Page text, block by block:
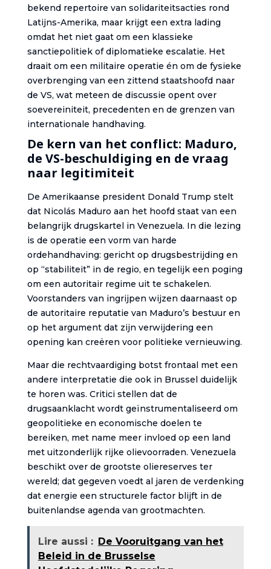
bekend repertoire van solidariteitsacties rond
Latijns-Amerika, maar krijgt een extra lading
omdat het niet gaat om een klassieke
sanctiepolitiek of diplomatieke escalatie. Het
draait om een militaire operatie én om de fysieke
overbrenging van een zittend staatshoofd naar
de VS, wat meteen de discussie opent over
soevereiniteit, precedenten en de grenzen van
internationale handhaving.
De kern van het conflict: Maduro,
de VS-beschuldiging en de vraag
naar legitimiteit
De Amerikaanse president Donald Trump stelt
dat Nicolás Maduro aan het hoofd staat van een
belangrijk drugskartel in Venezuela. In die lezing
is de operatie een vorm van harde
ordehandhaving: gericht op drugsbestrijding en
op “stabiliteit” in de regio, en tegelijk een poging
om een autoritair regime uit te schakelen.
Voorstanders van ingrijpen wijzen daarnaast op
de autoritaire reputatie van Maduro’s bestuur en
op het argument dat zijn verwijdering een
opening kan creëren voor politieke vernieuwing.
Maar die rechtvaardiging botst frontaal met een
andere interpretatie die ook in Brussel duidelijk
te horen was. Critici stellen dat de
drugsaanklacht wordt geïnstrumentaliseerd om
geopolitieke en economische doelen te
bereiken, met name meer invloed op een land
met uitzonderlijk rijke olievoorraden. Venezuela
beschikt over de grootste oliereserves ter
wereld; dat gegeven voedt al jaren de verdenking
dat energie een structurele factor blijft in de
buitenlandse agenda van grootmachten.
Lire aussi : De Vooruitgang van het
Beleid in de Brusselse